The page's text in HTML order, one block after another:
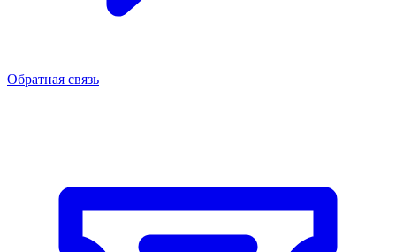
Обратная связь